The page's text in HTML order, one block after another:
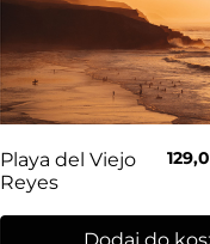
Playa del Viejo
Reyes